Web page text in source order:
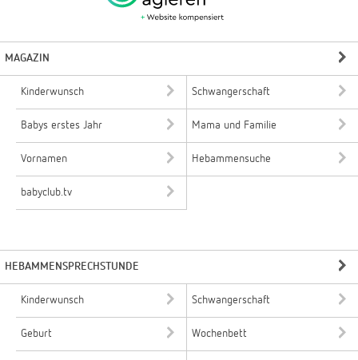
MAGAZIN
Kinderwunsch Schwangerschaft
Babys erstes Jahr Mama und Familie
Vornamen Hebammensuche
babyclub.tv
HEBAMMENSPRECHSTUNDE
Kinderwunsch Schwangerschaft
Geburt Wochenbett